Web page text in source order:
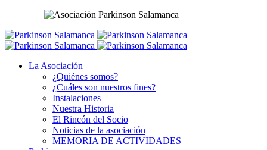
La Asociación
¿Quiénes somos?
¿Cuáles son nuestros fines?
Instalaciones
Nuestra Historia
El Rincón del Socio
Noticias de la asociación
MEMORIA DE ACTIVIDADES